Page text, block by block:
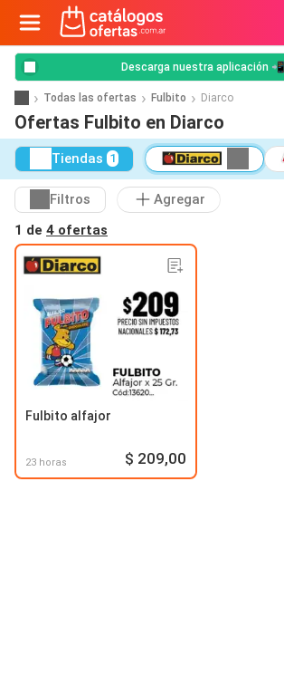
Descarga nuestra aplicación 📲
Todas las ofertas Fulbito Diarco
Ofertas Fulbito en Diarco
Tiendas 1
Filtros
Agregar
1 de 4 ofertas
Fulbito alfajor
23 horas $ 209,00